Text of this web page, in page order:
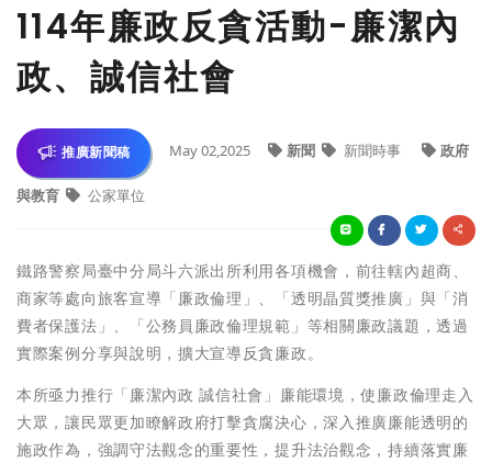
114年廉政反貪活動-廉潔內
政、誠信社會
推廣新聞稿 May 02,2025 新聞 新聞時事 政府
與教育 公家單位
鐵路警察局臺中分局斗六派出所利用各項機會，前往轄內超商、
商家等處向旅客宣導「廉政倫理」、「透明晶質獎推廣」與「消
費者保護法」、「公務員廉政倫理規範」等相關廉政議題，透過
實際案例分享與說明，擴大宣導反貪廉政。
本所亟力推行「廉潔內政 誠信社會」廉能環境，使廉政倫理走入
大眾，讓民眾更加瞭解政府打擊貪腐決心，深入推廣廉能透明的
施政作為，強調守法觀念的重要性，提升法治觀念，持續落實廉